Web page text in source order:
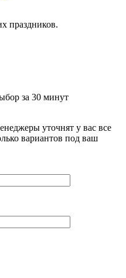
праздников.
за 30 минут
уточнят у вас все
вариантов под ваш